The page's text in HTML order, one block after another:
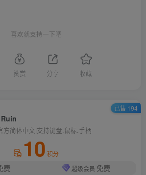
喜欢就支持一下吧
赞赏 分享 收藏
方简体中文|支持键盘.鼠标.手柄
10 积分
费 超级会员 免费
已售 194